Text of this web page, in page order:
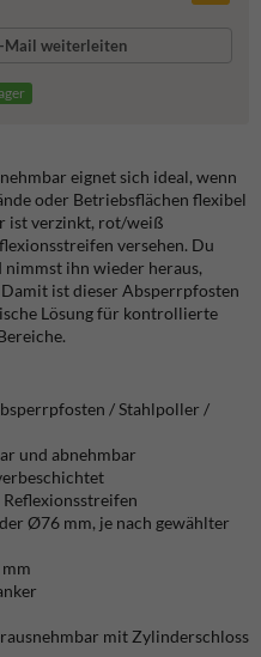
Mail weiterleiten
eignet sich ideal, wenn
oder Betriebsflächen flexibel
ist verzinkt, rot/weiß
versehen. Du
nimmst ihn wieder heraus,
ist dieser Absperrpfosten
Lösung für kontrollierte
/ Stahlpoller /
und abnehmbar
Ø76 mm, je nach gewählter
mit Zylinderschloss